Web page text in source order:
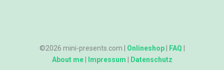
©2026 mini-presents.com | Onlineshop| FAQ
About me| Impressum Datenschutz